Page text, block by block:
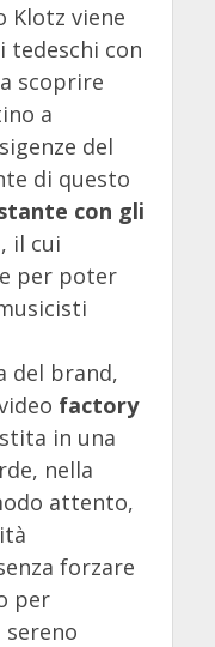
viene
con
scoprire
a
del
di questo
con gli
, il cui
per poter
del brand,
factory
in una
nella
attento,
forzare
per